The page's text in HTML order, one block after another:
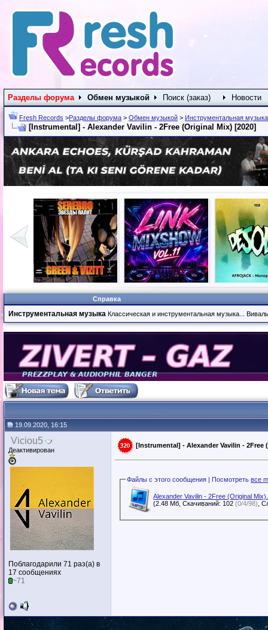
Разделы форума Обмен музыкой Поиск (заказ) Новости
Fresh Records >Разделы форума > Обмен музыкой > Инструментальная музыка
[Instrumental] - Alexander Vavilin - 2Free (Original Mix) [2020]
Справка
Инструментальная музыка Классическая и инструментальная музыка...
19.09.2020, 16:15
Viciou5
Деактивирован
Поблагодарили 71 раз(а) в
17 сообщениях
~71
[Instrumental] - Alexander Vavilin - 2Free
Файлы с этого сообщения | Посмотретьвсе
Alexander Vavilin - 2Free (Original
(2.48 Мб, Скачиваний: 102(0/4/98)